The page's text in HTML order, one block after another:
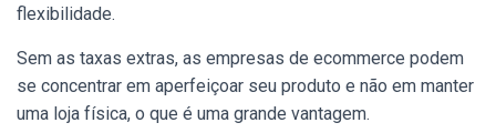
flexibilidade.
Sem as taxas extras, as empresas de ecommerce podem
se concentrar em aperfeiçoar seu produto e não em manter
uma loja física, o que é uma grande vantagem.